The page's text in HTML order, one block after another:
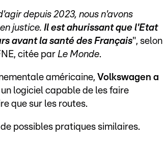
depuis 2023, nous n'avons
justice. Il est ahurissant que l'Etat
avant la santé des Français", selon
citée par Le Monde.
américaine, Volkswagen a
logiciel capable de les faire
que sur les routes.
possibles pratiques similaires.